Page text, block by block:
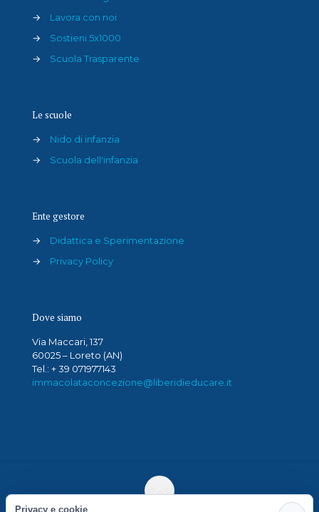
→
Lavora con noi
→
Sostieni 5x1000
→
Scuola Trasparente
Le scuole
→
Nido di infanzia
→
Scuola dell'infanzia
Ente gestore
→
Didattica e Sperimentazione
→
Privacy Policy
Dove siamo
Via Maccari, 137
60025 – Loreto (AN)
Tel.: + 39 071977143
immacolataconcezione@liberidieducare.it
Privacy e cookie